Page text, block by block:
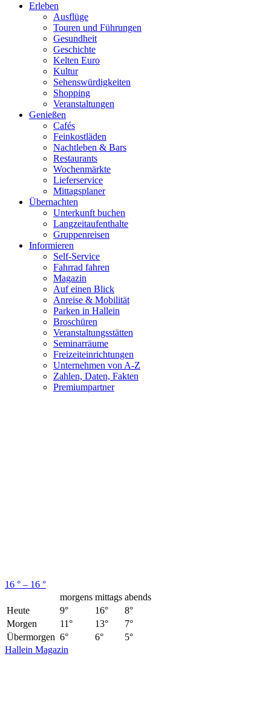
Erleben
Ausflüge
Touren und Führungen
Gesundheit
Geschichte
Kelten Euro
Kultur
Sehenswürdigkeiten
Shopping
Veranstaltungen
Genießen
Cafés
Feinkostläden
Nachtleben & Bars
Restaurants
Wochenmärkte
Lieferservice
Mittagsplaner
Übernachten
Unterkunft buchen
Langzeitaufenthalte
Gruppenreisen
Informieren
Self-Service
Fahrrad fahren
Magazin
Auf einen Blick
Anreise & Mobilität
Parken in Hallein
Broschüren
Veranstaltungsstätten
Seminarräume
Freizeiteinrichtungen
Unternehmen von A-Z
Zahlen, Daten, Fakten
Premiumpartner
16 ° – 16 °
morgens mittags abends
Heute
9° 16°
8°
Morgen
11° 13°
7°
Übermorgen 6° 6°
5°
Hallein Magazin